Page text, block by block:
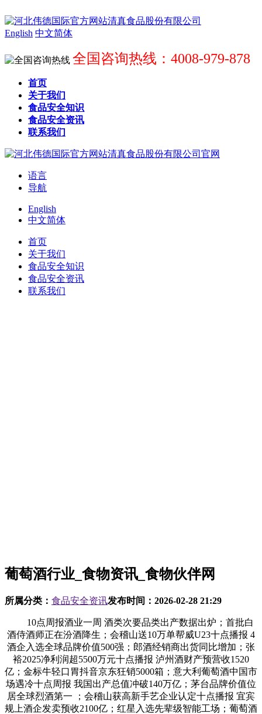
English 中文简体
全国咨询热线：4008-979-878
首页
关于我们
食品安全知识
食品安全资讯
联系我们
语言
导航
English
中文简体
首页
关于我们
食品安全知识
食品安全资讯
联系我们
葡萄酒行业_食物资讯_食物伙伴网
所属分类： 食品安全资讯发布时间： 2026-02-28 21:29
10点周报酒业一周 酒类次要品类出产数据出炉；首批白
酒侍酒师正在汾酒降生；会稽山送10万单帮威U23十点播报 4
酒企入选全球品牌价值500强；郎酒经销商出货同比增加；张
裕2025净利润超5500万元十点播报 泸州酒财产预营收1520
亿；金标牛轻口胃抖音京东狂销5000箱；意大利葡萄酒中国市
场遇冷十点周报 我国出产总值冲破140万亿；茅台品牌价值位
居全球烈酒第一 ；会稽山获高新手艺企业认定十点播报 宜宾
规上酒企发卖预收2100亿；红星入选先辈级智能工场；葡萄酒